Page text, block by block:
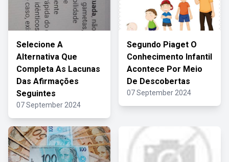
Selecione A
Alternativa Que
Completa As Lacunas
Das Afirmações
Seguintes
07 September 2024
Segundo Piaget O
Conhecimento Infantil
Acontece Por Meio
De Descobertas
07 September 2024